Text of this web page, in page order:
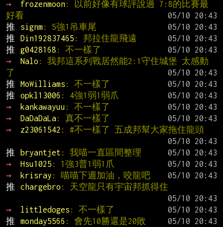
→
frozenmoon: 以前好像有球評說過 7:8的比賽最
好看
推
signm: 5強1吊車尾
推
Din192837465 : 邦拉住龍飛遠
推
g0428168 : 不一樣了
→
Nalo : 我邦這系列戰居然能2:1守住城堡 太感動
了
推
MoWilliams : 不一樣了
推
opkl13006 : 4強1弱1弱爪
→
kankawayuu : 不一樣了
→
DaDaDaLa: 真不一樣了
→
z23061542 : #不一樣了 五成邦幫大家拖住龍頭
推
bryantjet : 我喵一直區間整理
→
Hsu1025 : 1強3普1弱1爪
→
krisray : 喵喵下週加油，咬龍吧
推
chargebro : 天空龍只有宇宙邦抓得住
→
littledoges : 不一樣了
推
monday5566 : 會先10勝還是20敗